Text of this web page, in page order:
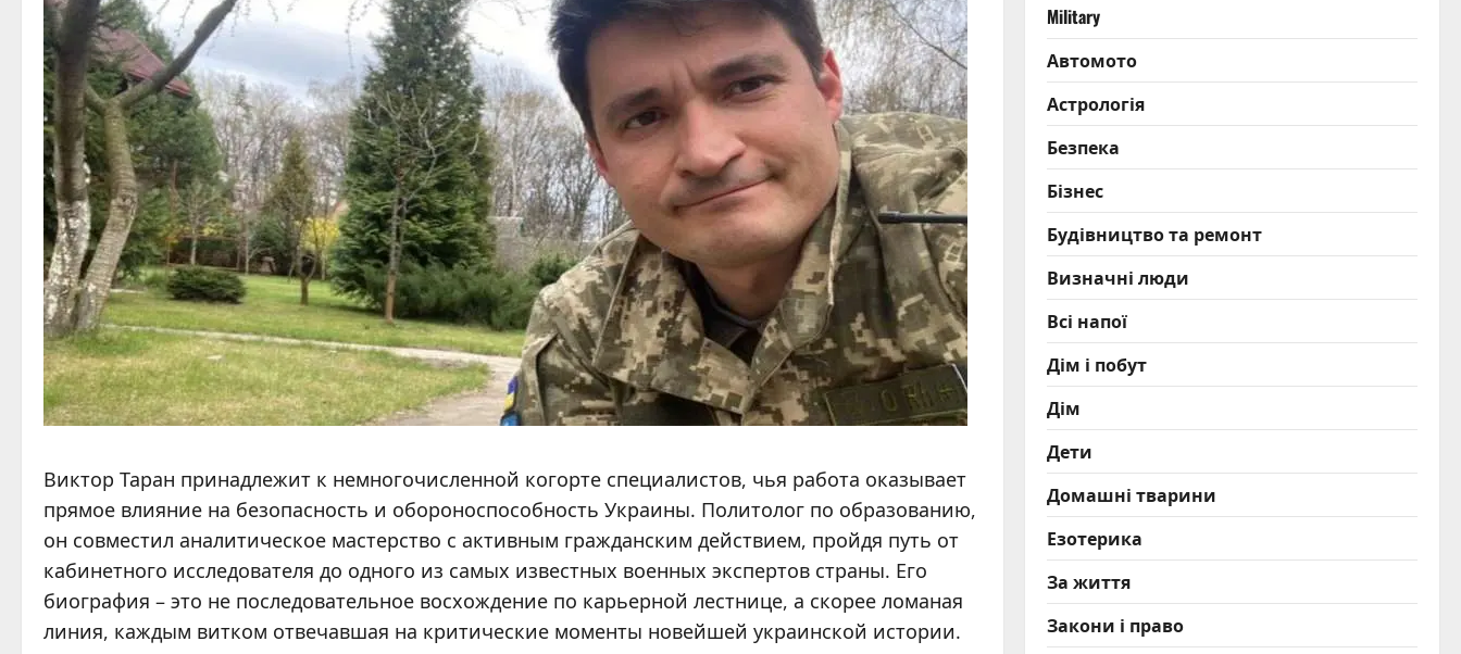
Виктор Таран принадлежит к немногочисленной когорте специалистов, чья работа оказывает
прямое влияние на безопасность и обороноспособность Украины. Политолог по образованию,
он совместил аналитическое мастерство с активным гражданским действием, пройдя путь от
кабинетного исследователя до одного из самых известных военных экспертов страны. Его
биография – это не последовательное восхождение по карьерной лестнице, а скорее ломаная
линия, каждым витком отвечавшая на критические моменты новейшей украинской истории.
Military
Автомото
Астрологія
Безпека
Бізнес
Будівництво та ремонт
Визначні люди
Всі напої
Дім і побут
Дім
Дети
Домашні тварини
Езотерика
За життя
Закони і право